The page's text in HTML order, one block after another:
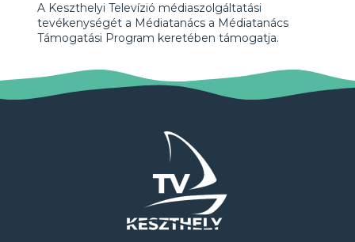
A Keszthelyi Televízió médiaszolgáltatási
tevékenységét a Médiatanács a Médiatanács
Támogatási Program keretében támogatja.